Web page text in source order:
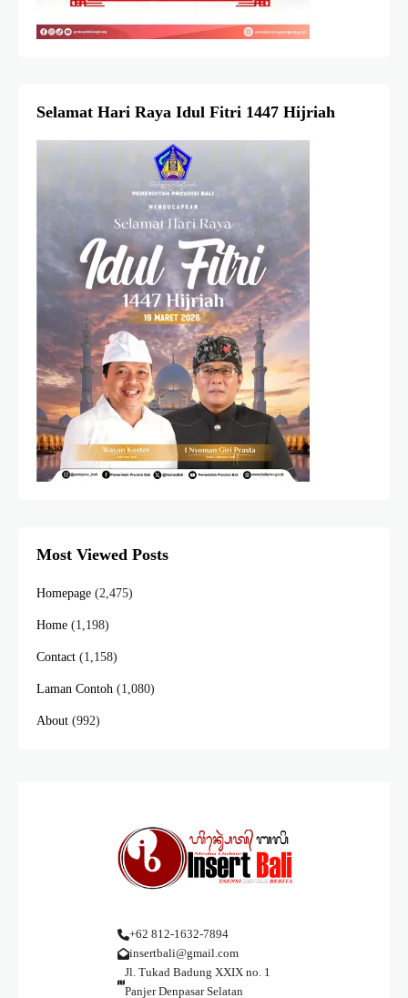
Selamat Hari Raya Idul Fitri 1447 Hijriah
Most Viewed Posts
Homepage (2,475)
Home (1,198)
Contact (1,158)
Laman Contoh (1,080)
About (992)
+62 812-1632-7894
insertbali@gmail.com
Jl. Tukad Badung XXIX no. 1
Panjer Denpasar Selatan